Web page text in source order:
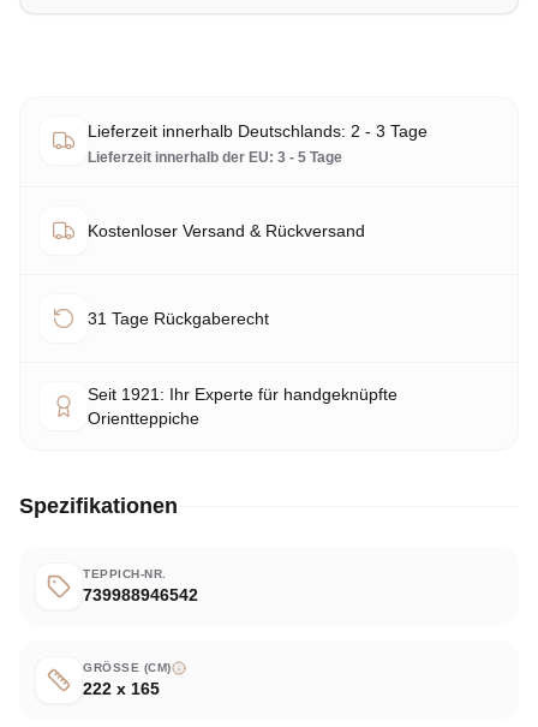
Lieferzeit innerhalb Deutschlands: 2 - 3 Tage
Lieferzeit innerhalb der EU: 3 - 5 Tage
Kostenloser Versand & Rückversand
31 Tage Rückgaberecht
Seit 1921: Ihr Experte für handgeknüpfte
Orientteppiche
Spezifikationen
TEPPICH-NR.
739988946542
GRÖSSE (CM)
222 x 165